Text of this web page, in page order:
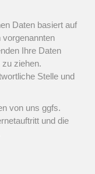
Daten basiert auf
Ihre Daten
ziehen.
Stelle und
von uns ggfs.
und die